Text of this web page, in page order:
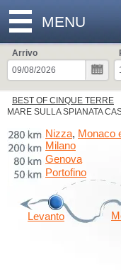
MENU
Arrivo
BEST OF CINQUE TERRE
MARE SULLA SPIANATA
Levanto
Genova
Milano
Nizza, Monaco
Portofino